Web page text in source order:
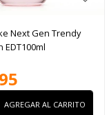
Next Gen Trendy
EDT100ml